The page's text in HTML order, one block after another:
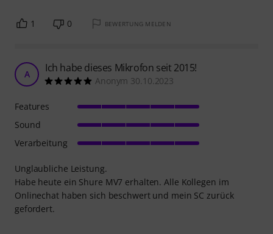
1 0 BEWERTUNG MELDEN
A Ich habe dieses Mikrofon seit 2015!
Anonym 30.10.2023
Unglaubliche Leistung.
Habe heute ein Shure MV7 erhalten. Alle Kollegen im
Onlinechat haben sich beschwert und mein SC zurück
gefordert.
Features
Sound
Verarbeitung